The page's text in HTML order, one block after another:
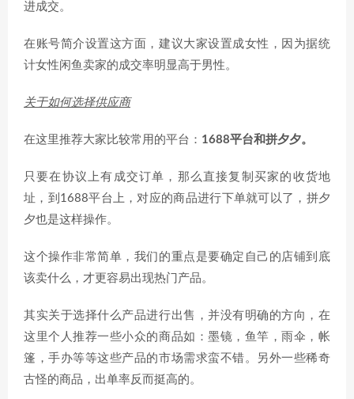
进成交。
在账号简介设置这方面，建议大家设置成女性，因为据统
计女性闲鱼卖家的成交率明显高于男性。
关于如何选择供应商
在这里推荐大家比较常用的平台： 1688平台和拼夕夕。
只要在协议上有成交订单，那么直接复制买家的收货地
址，到1688平台上，对应的商品进行下单就可以了，拼夕
夕也是这样操作。
这个操作非常简单，我们的重点是要确定自己的店铺到底
该卖什么，才更容易出现热门产品。
其实关于选择什么产品进行出售，并没有明确的方向，在
这里个人推荐一些小众的商品如：墨镜，鱼竿，雨伞，帐
篷，手办等等这些产品的市场需求蛮不错。另外一些稀奇
古怪的商品，出单率反而挺高的。